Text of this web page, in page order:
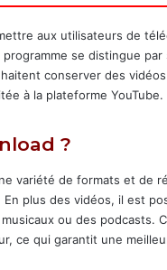
aux utilisateurs de
programme se distingue
conserver des
à la plateforme YouTube.
?
variété de formats et de
plus des vidéos, il est
ou des podcasts.
ce qui garantit une